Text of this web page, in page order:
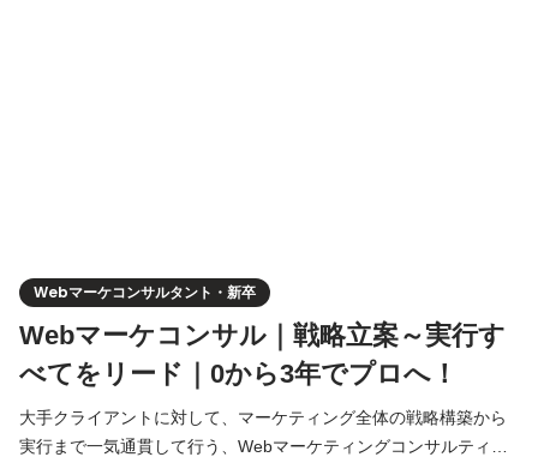
Webマーケコンサルタント・新卒
Webマーケコンサル｜戦略立案～実行す
べてをリード｜0から3年でプロへ！
大手クライアントに対して、マーケティング全体の戦略構築から
実行まで一気通貫して行う、Webマーケティングコンサルティン